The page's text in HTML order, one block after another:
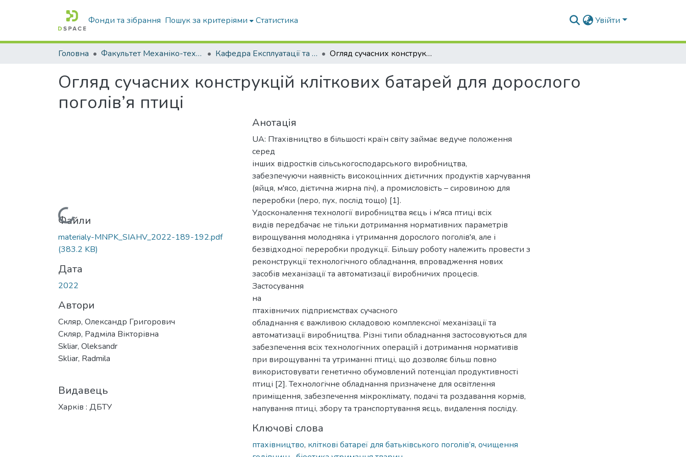
Фонди та зібрання Пошук за критеріями Статистика Увійти
Головна Факультет Механіко-технологічний Кафедра Експлуатації та технічного сервісу машин Огляд сучасних конструкцій кліткових батарей для дорослого поголів’я птиці
Огляд сучасних конструкцій кліткових батарей для дорослого
поголів’я птиці
Вантажиться...
Файли
materialy-MNPK_SIAHV_2022-189-192.pdf
(383.2 KB)
Дата
2022
Автори
Скляр, Олександр Григорович
Скляр, Радміла Вікторівна
Skliar, Oleksandr
Sklіar, Radmila
Видавець
Харків : ДБТУ
Анотація
UA: Птахівництво в більшості країн світу займає ведуче положення
серед
інших відростків сільськогосподарського виробництва,
забезпечуючи наявність високоцінних дієтичних продуктів харчування
(яйця, м'ясо, дієтична жирна піч), а промисловість – сировиною для
переробки (перо, пух, послід тощо) [1].
Удосконалення технології виробництва яєць і м'яса птиці всіх
видів передбачає не тільки дотримання нормативних параметрів
вирощування молодняка і утримання дорослого поголів'я, але і
безвідходної переробки продукції. Більшу роботу належить провести з
реконструкції технологічного обладнання, впровадження нових
засобів механізації та автоматизації виробничих процесів.
Застосування
на
птахівничих підприємствах сучасного
обладнання є важливою складовою комплексної механізації та
автоматизації виробництва. Різні типи обладнання застосовуються для
забезпечення всіх технологічних операцій і дотримання нормативів
при вирощуванні та утриманні птиці, що дозволяє більш повно
використовувати генетично обумовлений потенціал продуктивності
птиці [2]. Технологічне обладнання призначене для освітлення
приміщення, забезпечення мікроклімату, подачі та роздавання кормів,
напування птиці, збору та транспортування яєць, видалення посліду.
Ключові слова
птахівництво, кліткові батареї для батьківського поголів’я, очищення